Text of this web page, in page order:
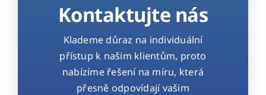
Kontaktujte nás
Klademe důraz na individuální
přístup k našim klientům, proto
nabízíme řešení na míru, která
přesně odpovídají vašim